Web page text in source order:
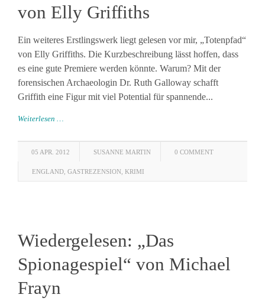
von Elly Griffiths
Ein weiteres Erstlingswerk liegt gelesen vor mir, „Totenpfad“
von Elly Griffiths. Die Kurzbeschreibung lässt hoffen, dass
es eine gute Premiere werden könnte. Warum? Mit der
forensischen Archaeologin Dr. Ruth Galloway schafft
Griffith eine Figur mit viel Potential für spannende...
Weiterlesen …
05 APR. 2012 SUSANNE MARTIN 0 COMMENT
ENGLAND GASTREZENSION KRIMI
Wiedergelesen: „Das
Spionagespiel“ von Michael
Frayn